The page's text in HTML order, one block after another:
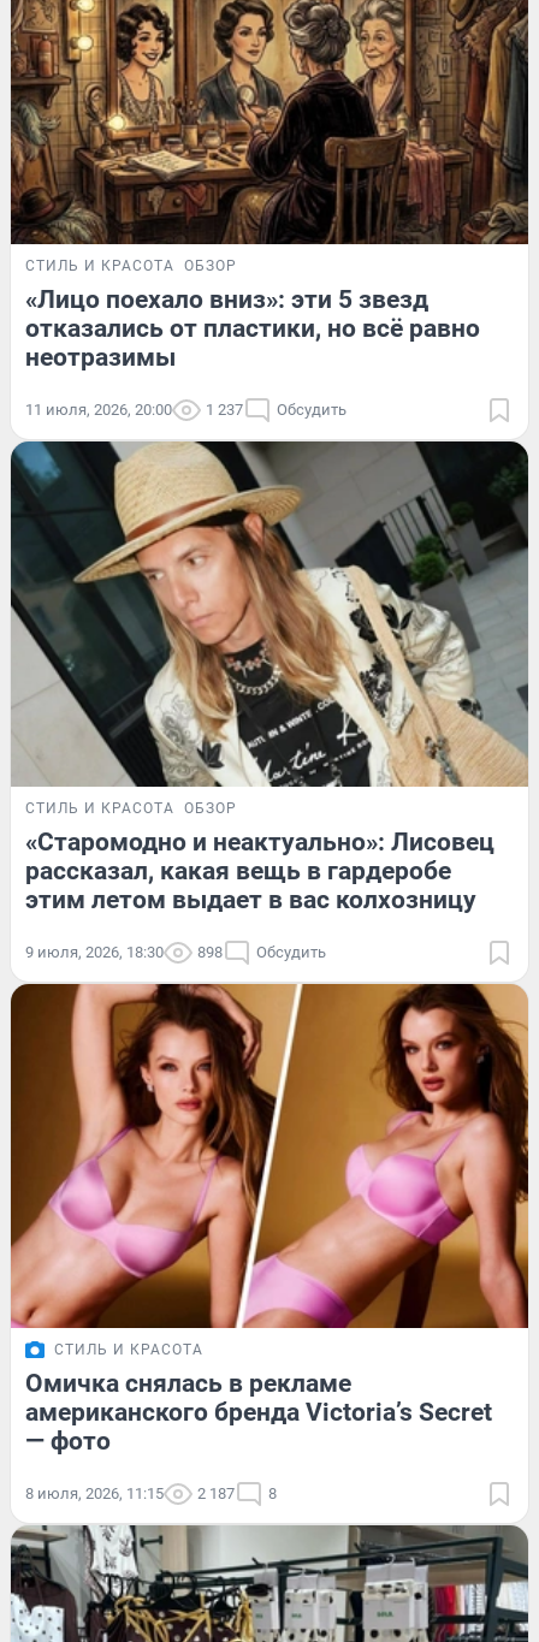
СТИЛЬ И КРАСОТА ОБЗОР
«Лицо поехало вниз»: эти 5 звезд
отказались от пластики, но всё равно
неотразимы
11 июля, 2026, 20:00 1 237 Обсудить
СТИЛЬ И КРАСОТА ОБЗОР
«Старомодно и неактуально»: Лисовец
рассказал, какая вещь в гардеробе
этим летом выдает в вас колхозницу
9 июля, 2026, 18:30 898 Обсудить
СТИЛЬ И КРАСОТА
Омичка снялась в рекламе
американского бренда Victoria’s Secret
— фото
8 июля, 2026, 11:15 2 187 8